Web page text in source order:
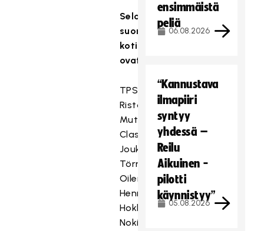
Selostajina
suomalaisjoukkueiden
kotiotteluissa
ovat
TPS:
Risto
Mutanen
Classic:
Jouko
Törmänen
Oilers:
Henri
Hokkanen
Nokia:
ensimmäistä
peliä
06.08.2026
“Kannustava
ilmapiiri
syntyy
yhdessä –
Reilu
Aikuinen -
pilotti
käynnistyy”
05.08.2026